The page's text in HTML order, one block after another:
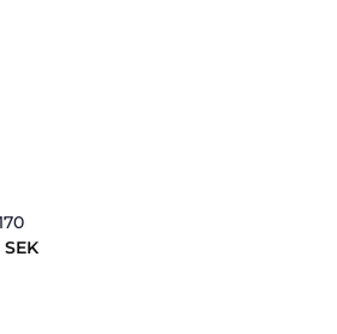
SEKPrisintervall: